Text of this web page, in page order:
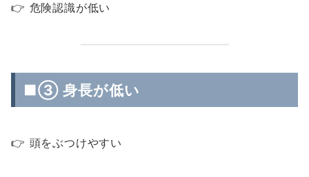
👉 危険認識が低い
■③ 身長が低い
👉 頭をぶつけやすい